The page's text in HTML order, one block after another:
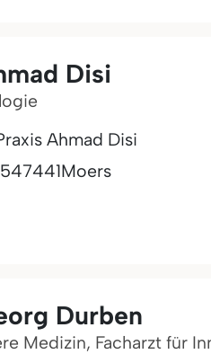
Disi
Ahmad Disi
47441Moers
Durben
Medizin, Facharzt für